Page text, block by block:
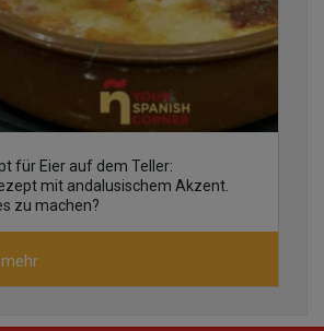
für Eier auf dem Teller:
mit andalusischem Akzent.
zu machen?